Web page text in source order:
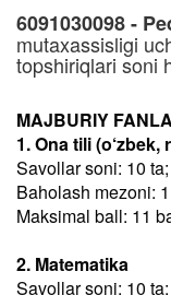
6091030098 -
mutaxassisligi
topshiriqlari soni
MAJBURIY
1. Ona tili
Savollar soni: 10 ta;
Baholash mezoni:
Maksimal ball: 11
2. Matematika
Savollar soni: 10 ta;